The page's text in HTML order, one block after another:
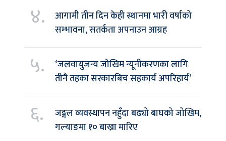
४.
आगामी तीन दिन केही स्थानमा भारी वर्षाको
सम्भावना, सतर्कता अपनाउन आग्रह
५.
‘जलवायुजन्य जोखिम न्यूनीकरणका लागि
तीनै तहका सरकारबिच सहकार्य अपरिहार्य’
६.
जङ्गल व्यवस्थापन नहुँदा बढ्यो बाघको जोखिम,
गल्याङमा १० बाख्रा मारिए